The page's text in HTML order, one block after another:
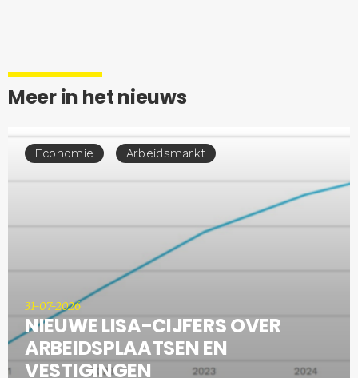
Meer in het nieuws
Economie Arbeidsmarkt
31-07-2026
NIEUWE LISA-CIJFERS OVER
ARBEIDSPLAATSEN EN
VESTIGINGEN